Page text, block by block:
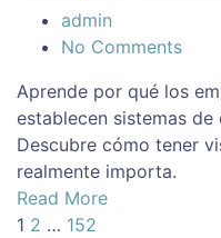
admin
No Comments
Aprende por qué los
establecen sistemas
Descubre cómo tener
realmente importa.
Read More
1 2 … 152